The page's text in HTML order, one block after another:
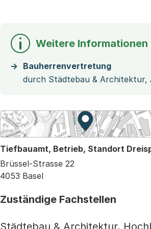
Weitere Informationen
Bauherrenvertretung
durch Städtebau & Architektur,
Zur Karte von
Externer Link,
Tiefbauamt, Betrieb, Standort
Brüssel-Strasse 22
4053 Basel
Zuständige Fachstellen
Städtebau & Architektur,